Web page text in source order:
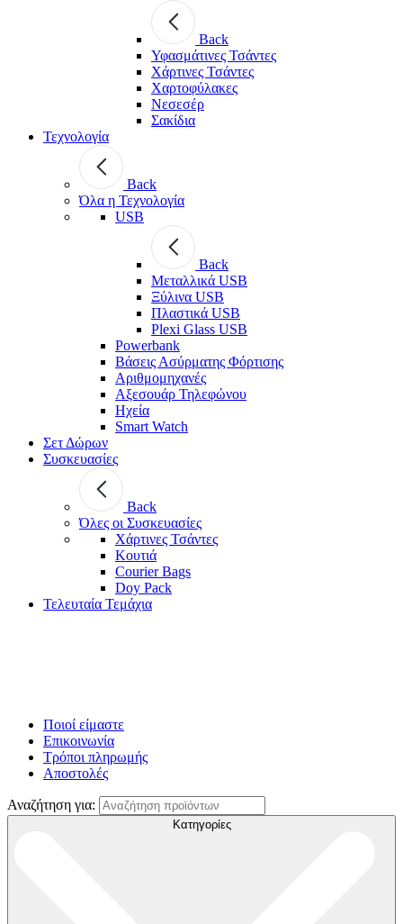
Back
Υφασμάτινες Τσάντες
Χάρτινες Τσάντες
Χαρτοφύλακες
Νεσεσέρ
Σακίδια
Τεχνολογία
Back
Όλα η Τεχνολογία
USB
Back
Μεταλλικά USB
Ξύλινα USB
Πλαστικά USB
Plexi Glass USB
Powerbank
Βάσεις Ασύρματης Φόρτισης
Αριθμομηχανές
Αξεσουάρ Τηλεφώνου
Ηχεία
Smart Watch
Σετ Δώρων
Συσκευασίες
Back
Όλες οι Συσκευασίες
Χάρτινες Τσάντες
Κουτιά
Courier Bags
Doy Pack
Τελευταία Τεμάχια
Ποιοί είμαστε
Επικοινωνία
Τρόποι πληρωμής
Αποστολές
Αναζήτηση για:
Κατηγορίες